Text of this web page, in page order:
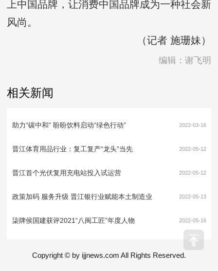
上中国品牌，让消费中国品牌成为一种社会新
风尚。
（记者 施珊妹）
编辑：谢飞明
相关新闻
助力“碳中和” 盼盼饮料启动“绿色行动” 2022-03-16
晋江体育用品行业：复工复产“龙头”当先 2022-05-12
晋江首个光伏复用充电站投入试运营 2022-05-12
政策加码 服务升级 晋江银行业赋能本土制造业 2022-05-13
柒牌侯国建获评2021“八闽工匠”年度人物 2022-05-16
Copyright © by ijjnews.com All Rights Reserved.